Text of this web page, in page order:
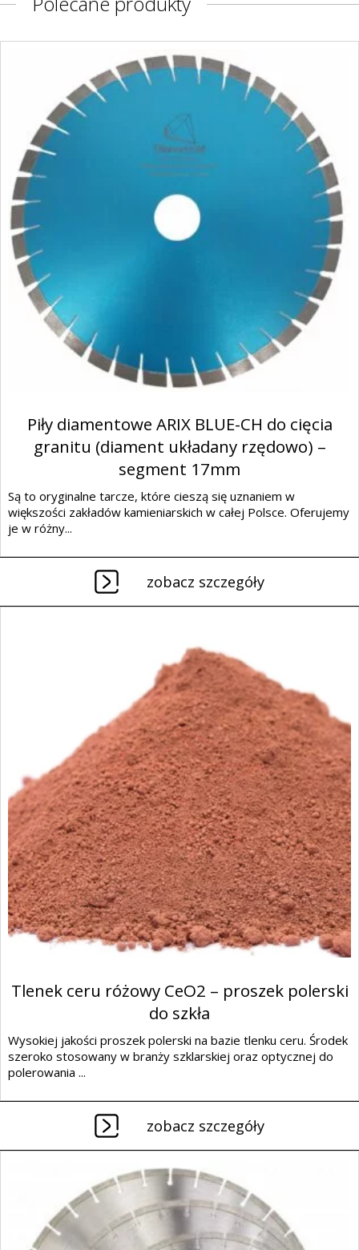
Piły diamentowe ARIX BLUE-CH do cięcia
granitu (diament układany rzędowo) –
segment 17mm
Są to oryginalne tarcze, które cieszą się uznaniem w
większości zakładów kamieniarskich w całej Polsce. Oferujemy
je w różny...
zobacz szczegóły
Tlenek ceru różowy CeO2 – proszek polerski
do szkła
Wysokiej jakości proszek polerski na bazie tlenku ceru. Środek
szeroko stosowany w branży szklarskiej oraz optycznej do
polerowania ...
zobacz szczegóły